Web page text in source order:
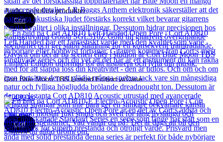
Andra populära produkter
Cort
Cort Blue Moon TBS Limited Edition w/Case
21 435kr
Läs mer
Cort